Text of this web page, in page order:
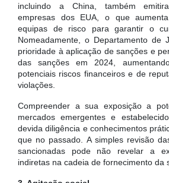
incluindo a China, também
empresas dos EUA, o que
equipas de risco para garantir o
Nomeadamente, o Departamento de
prioridade à aplicação de sanções e
das sanções em 2024,
potenciais riscos financeiros e de
violações.
Compreender a sua exposição a
mercados emergentes e
devida diligência e conhecimentos
que no passado. A simples revisão
sancionadas pode não revelar a
indiretas na cadeia de fornecimento da